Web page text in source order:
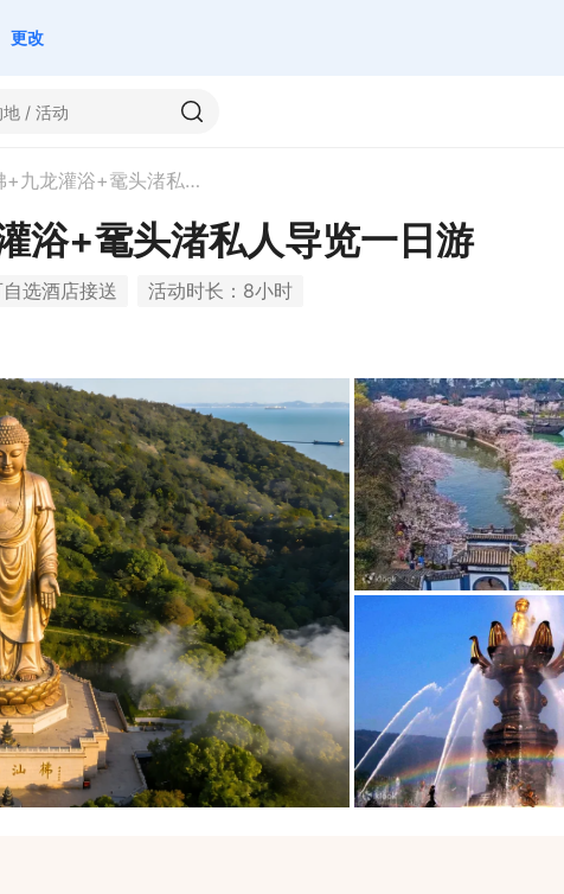
更改
无锡灵山大佛+九龙灌浴+鼋头渚私人导览一日游
浴+鼋头渚私人导览一日游
选酒店接送
活动时长：8小时